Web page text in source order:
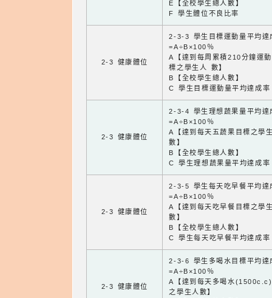
E【全校學生總人數】
F 學生體位不良比率
2-3 健康體位
2-3-3 學生目標運動量平均達
=A÷B×100％
A【達到每周累積210分鐘運
標之學生人 數】
B【全校學生總人數】
C 學生目標運動量平均達成率
2-3 健康體位
2-3-4 學生理想蔬果量平均達
=A÷B×100％
A【達到每天五蔬果目標之學
數】
B【全校學生總人數】
C 學生理想蔬果量平均達成率
2-3 健康體位
2-3-5 學生每天吃早餐平均達
=A÷B×100％
A【達到每天吃早餐目標之學
數】
B【全校學生總人數】
C 學生每天吃早餐平均達成率
2-3 健康體位
2-3-6 學生多喝水目標平均達
=A÷B×100％
A【達到每天多喝水
之學生人數】